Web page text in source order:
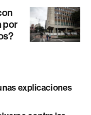
por
explicaciones